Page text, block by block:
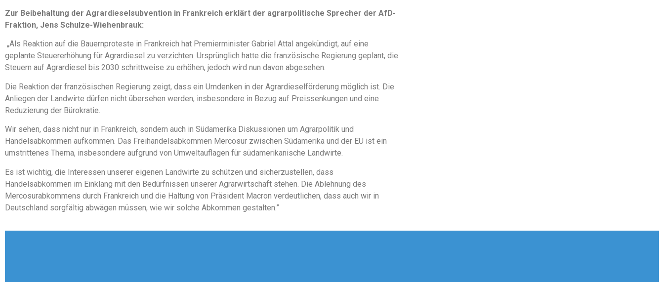
Zur Beibehaltung der Agrardieselsubvention in Frankreich erklärt der agrarpolitische Sprecher der AfD-
Fraktion, Jens Schulze-Wiehenbrauk:
„Als Reaktion auf die Bauernproteste in Frankreich hat Premierminister Gabriel Attal angekündigt, auf eine
geplante Steuererhöhung für Agrardiesel zu verzichten. Ursprünglich hatte die französische Regierung geplant, die
Steuern auf Agrardiesel bis 2030 schrittweise zu erhöhen, jedoch wird nun davon abgesehen.
Die Reaktion der französischen Regierung zeigt, dass ein Umdenken in der Agrardieselförderung möglich ist. Die
Anliegen der Landwirte dürfen nicht übersehen werden, insbesondere in Bezug auf Preissenkungen und eine
Reduzierung der Bürokratie.
Wir sehen, dass nicht nur in Frankreich, sondern auch in Südamerika Diskussionen um Agrarpolitik und
Handelsabkommen aufkommen. Das Freihandelsabkommen Mercosur zwischen Südamerika und der EU ist ein
umstrittenes Thema, insbesondere aufgrund von Umweltauflagen für südamerikanische Landwirte.
Es ist wichtig, die Interessen unserer eigenen Landwirte zu schützen und sicherzustellen, dass
Handelsabkommen im Einklang mit den Bedürfnissen unserer Agrarwirtschaft stehen. Die Ablehnung des
Mercosurabkommens durch Frankreich und die Haltung von Präsident Macron verdeutlichen, dass auch wir in
Deutschland sorgfältig abwägen müssen, wie wir solche Abkommen gestalten.”